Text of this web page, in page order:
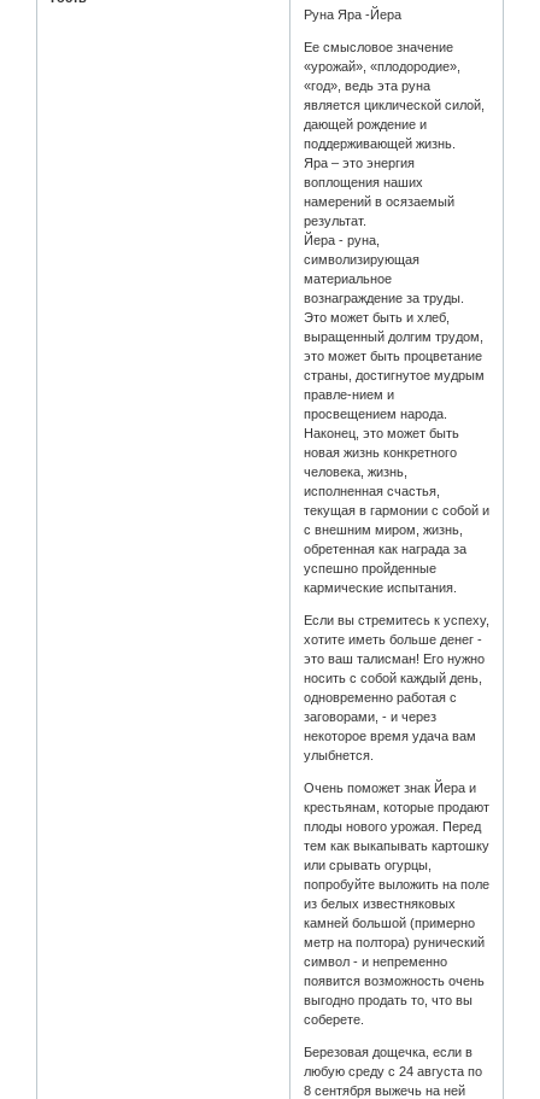
Руна Яра -Йера
Ее смысловое значение
«урожай», «плодородие»,
«год», ведь эта руна
является циклической силой,
дающей рождение и
поддерживающей жизнь.
Яра – это энергия
воплощения наших
намерений в осязаемый
результат.
Йера - руна,
символизирующая
материальное
вознаграждение за труды.
Это может быть и хлеб,
выращенный долгим трудом,
это может быть процветание
страны, достигнутое мудрым
правле-нием и
просвещением народа.
Наконец, это может быть
новая жизнь конкретного
человека, жизнь,
исполненная счастья,
текущая в гармонии с собой и
с внешним миром, жизнь,
обретенная как награда за
успешно пройденные
кармические испытания.
Если вы стремитесь к успеху,
хотите иметь больше денег -
это ваш талисман! Его нужно
носить с собой каждый день,
одновременно работая с
заговорами, - и через
некоторое время удача вам
улыбнется.
Очень поможет знак Йера и
крестьянам, которые продают
плоды нового урожая. Перед
тем как выкапывать картошку
или срывать огурцы,
попробуйте выложить на поле
из белых известняковых
камней большой (примерно
метр на полтора) рунический
символ - и непременно
появится возможность очень
выгодно продать то, что вы
соберете.
Березовая дощечка, если в
любую среду с 24 августа по
8 сентября выжечь на ней